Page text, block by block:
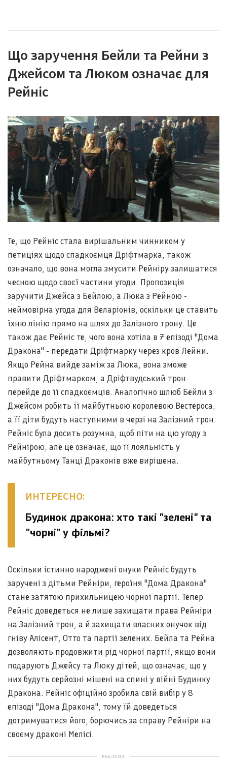
Що заручення Бейли та Рейни з
Джейсом та Люком означає для
Рейніс
Те, що Рейніс стала вирішальним чинником у
петиціях щодо спадкоємця Дріфтмарка, також
означало, що вона могла змусити Рейніру залишатися
чесною щодо своєї частини угоди. Пропозиція
заручити Джейса з Бейлою, а Люка з Рейною -
неймовірна угода для Веларіонів, оскільки це ставить
їхню лінію прямо на шлях до Залізного трону. Це
також дає Рейніс те, чого вона хотіла в 7 епізоді "Дома
Дракона" - передати Дріфтмарку через кров Лейни.
Якщо Рейна вийде заміж за Люка, вона зможе
правити Дріфтмарком, а Дріфтвудський трон
перейде до її спадкоємців. Аналогічно шлюб Бейли з
Джейсом робить її майбутньою королевою Вестероса,
а її діти будуть наступними в черзі на Залізний трон.
Рейніс була досить розумна, щоб піти на цю угоду з
Рейнірою, але це означає, що її лояльність у
майбутньому Танці Драконів вже вирішена.
ИНТЕРЕСНО:
Будинок дракона: хто такі "зелені" та
"чорні" у фільмі?
Оскільки істинно народжені онуки Рейніс будуть
заручені з дітьми Рейніри, героїня "Дома Дракона"
стане затятою прихильницею чорної партії. Тепер
Рейніс доведеться не лише захищати права Рейніри
на Залізний трон, а й захищати власних онучок від
гніву Алісент, Отто та партії зелених. Бейла та Рейна
дозволяють продовжити рід чорної партії, якщо вони
подарують Джейсу та Люку дітей, що означає, що у
них будуть серйозні мішені на спині у війні Будинку
Дракона. Рейніс офіційно зробила свій вибір у 8
епізоді "Дома Дракона", тому їй доведеться
дотримуватися його, борючись за справу Рейніри на
своєму драконі Мелісі.
РЕКЛАМА